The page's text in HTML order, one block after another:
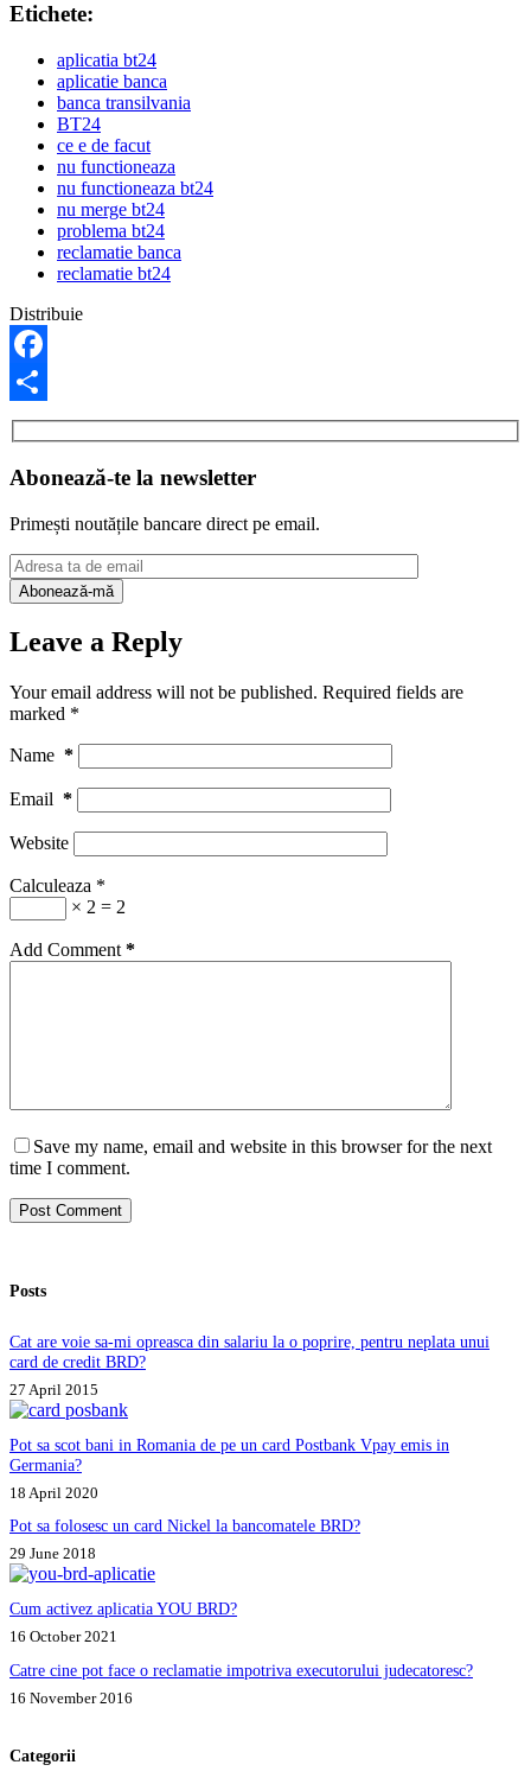
Etichete:
aplicatia bt24
aplicatie banca
banca transilvania
BT24
ce e de facut
nu functioneaza
nu functioneaza bt24
nu merge bt24
problema bt24
reclamatie banca
reclamatie bt24
Distribuie
Facebook
Share
Abonează-te la newsletter
Primești noutățile bancare direct pe email.
Leave a Reply
Your email address will not be published. Required fields are
marked *
Name *
Email *
Website
Calculeaza *
× 2 = 2
Add Comment *
Save my name, email and website in this browser for the next
time I comment.
Post Comment
Posts
Cat are voie sa-mi opreasca din salariu la o poprire, pentru neplata unui
card de credit BRD?
27 April 2015
Pot sa scot bani in Romania de pe un card Postbank Vpay emis in
Germania?
18 April 2020
Pot sa folosesc un card Nickel la bancomatele BRD?
29 June 2018
Cum activez aplicatia YOU BRD?
16 October 2021
Catre cine pot face o reclamatie impotriva executorului judecatoresc?
16 November 2016
Categorii